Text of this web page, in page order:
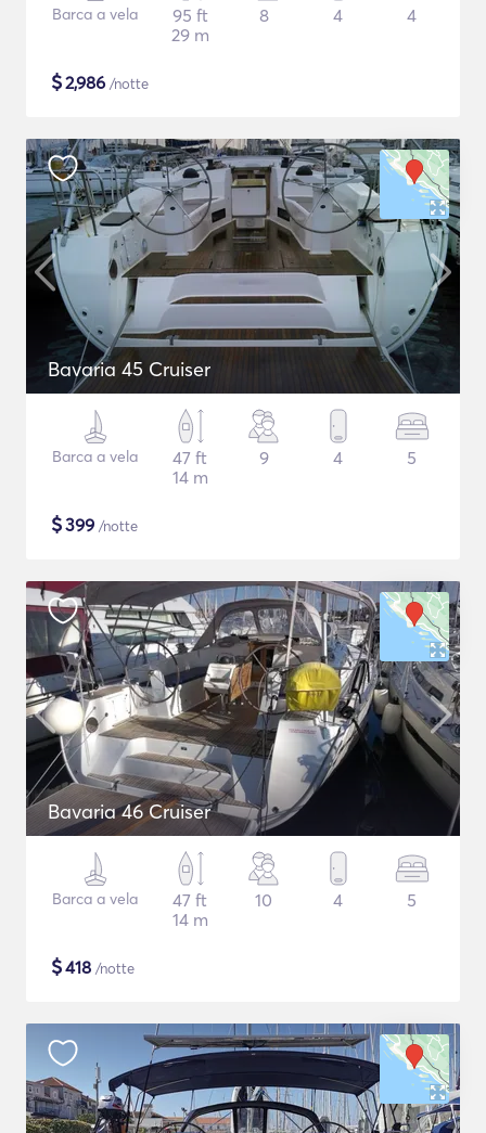
Barca a vela
95 ft
29 m
8 4 4
$2,986 /notte
Bavaria 45 Cruiser
Barca a vela
47 ft
14 m
9 4 5
$399 /notte
Bavaria 46 Cruiser
Barca a vela
47 ft
14 m
10 4 5
$418 /notte